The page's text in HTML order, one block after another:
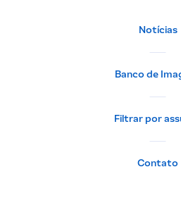
Notícias
Banco de
Filtrar por
Contato